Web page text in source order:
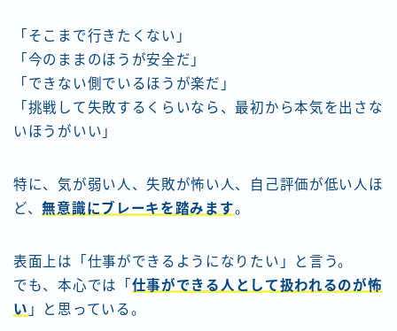
「そこまで行きたくない」
「今のままのほうが安全だ」
「できない側でいるほうが楽だ」
「挑戦して失敗するくらいなら、最初から本気を出さな
いほうがいい」
特に、気が弱い人、失敗が怖い人、自己評価が低い人ほ
ど、無意識にブレーキを踏みます。
表面上は「仕事ができるようになりたい」と言う。
でも、本心では「 仕事ができる人として扱われるのが怖
い 」と思っている。